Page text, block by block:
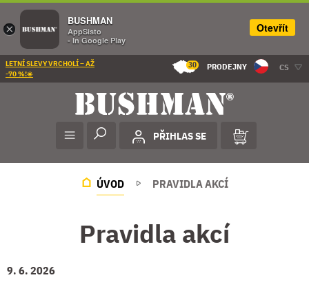
LETNÍ SLEVY VRCHOLÍ – AŽ
-70 %!☀️
30 PRODEJNY CS
PŘIHLAS SE
ÚVOD PRAVIDLA AKCÍ
Pravidla akcí
9. 6. 2026
×
BUSHMAN
AppSisto
- In Google Play
Otevřít